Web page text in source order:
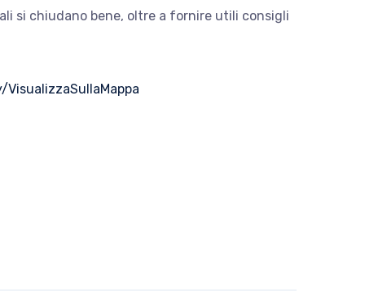
si chiudano bene, oltre a fornire utili consigli
VisualizzaSullaMappa